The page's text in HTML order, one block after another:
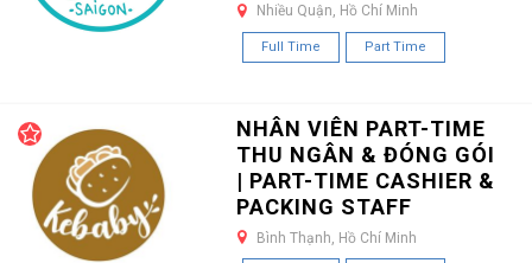
Nhiều Quận, Hồ Chí Minh
Full Time Part Time
NHÂN VIÊN PART-TIME
THU NGÂN & ĐÓNG GÓI
| PART-TIME CASHIER &
PACKING STAFF
Bình Thạnh, Hồ Chí Minh